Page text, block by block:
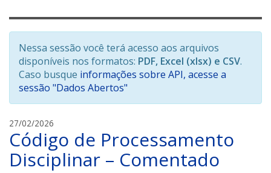
Nessa sessão você terá acesso aos arquivos
disponíveis nos formatos: PDF, Excel (xlsx) e CSV.
Caso busque informações sobre API, acesse a
sessão "Dados Abertos"
27/02/2026
a
i
s
Código de Processamento
Disciplinar – Comentado